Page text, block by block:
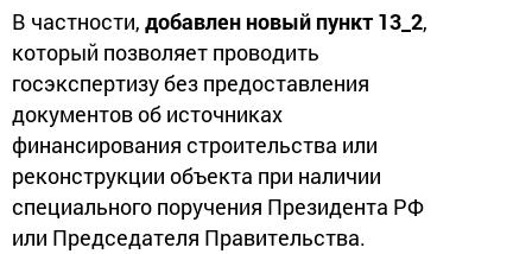
В частности, добавлен новый пункт 13_2,
который позволяет проводить
госэкспертизу без предоставления
документов об источниках
финансирования строительства или
реконструкции объекта при наличии
специального поручения Президента РФ
или Председателя Правительства.